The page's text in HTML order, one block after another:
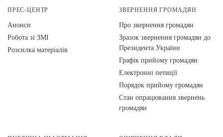
ПРЕС-ЦЕНТР
Анонси
Робота зі ЗМІ
Розсилка матеріалів
ЗВЕРНЕННЯ ГРОМАДЯН
Про звернення громадян
Зразок звернення громадян до
Президента України
Графік прийому громадян
Електронні петиції
Порядок прийому громадян
Стан опрацювання звернень
громадян